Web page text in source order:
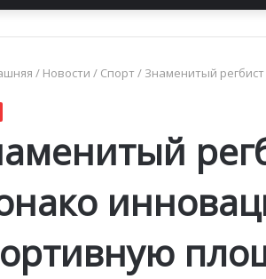
/ Новости / Спорт / Знаменитый